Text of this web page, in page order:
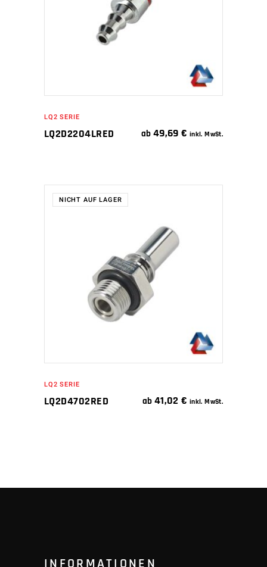
WEITERLESEN
LQ2 SERIE
LQ2D2204LRED ab 49,69€ inkl. MwSt.
NICHT AUF LAGER
WEITERLESEN
LQ2 SERIE
LQ2D4702RED ab 41,02€ inkl. MwSt.